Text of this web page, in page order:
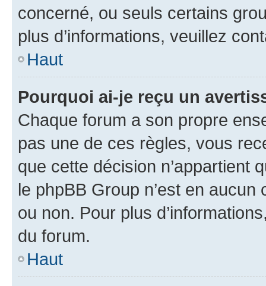
concerné, ou seuls certains
plus d’informations, veuillez
Haut
Pourquoi ai-je reçu un
Chaque forum a son propre
pas une de ces règles, vous
que cette décision n’appartient
le phpBB Group n’est en
ou non. Pour plus
du forum.
Haut